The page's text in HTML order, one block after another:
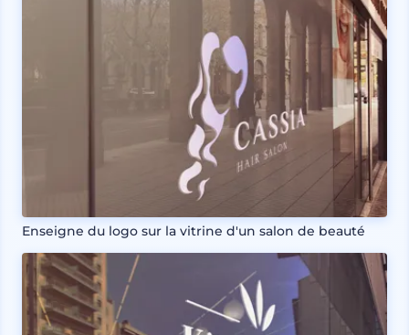
Enseigne du logo sur la vitrine d'un salon de beauté